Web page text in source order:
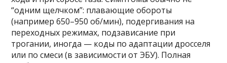
“одним щелчком”: плавающие обороты
(например 650–950 об/мин), подергивания на
переходных режимах, подзависание при
трогании, иногда — коды по адаптации дросселя
или по смеси (в зависимости от ЭБУ). Полная